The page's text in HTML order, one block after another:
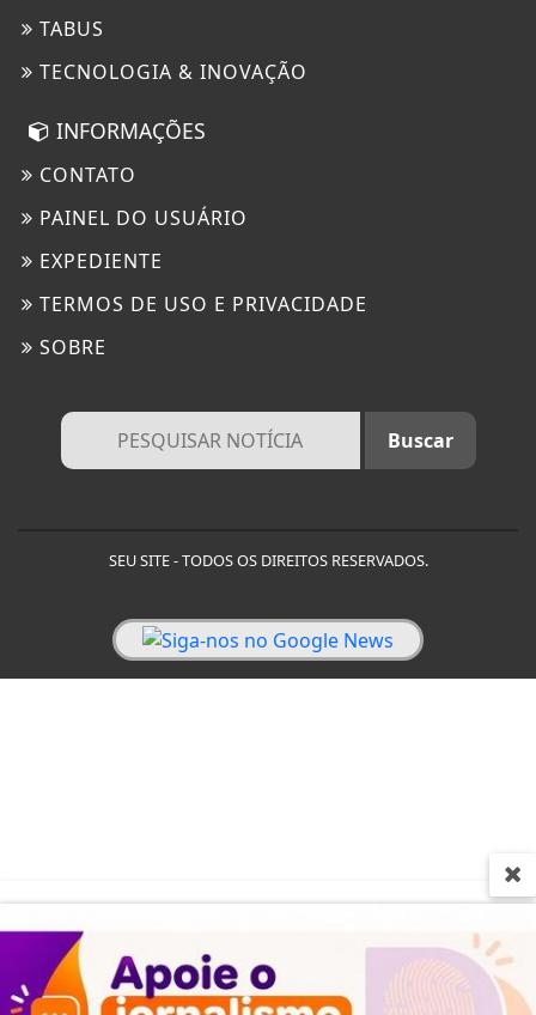
TABUS
TECNOLOGIA & INOVAÇÃO
INFORMAÇÕES
CONTATO
PAINEL DO USUÁRIO
EXPEDIENTE
TERMOS DE USO E PRIVACIDADE
SOBRE
SEU SITE - TODOS OS DIREITOS RESERVADOS.
Termos de Uso e Privacidade
Esse site utiliza cookies para melhorar sua
experiência de navegação. Ao continuar o acesso,